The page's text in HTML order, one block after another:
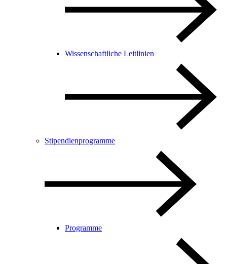
Wissenschaftliche Leitlinien
Stipendienprogramme
Programme